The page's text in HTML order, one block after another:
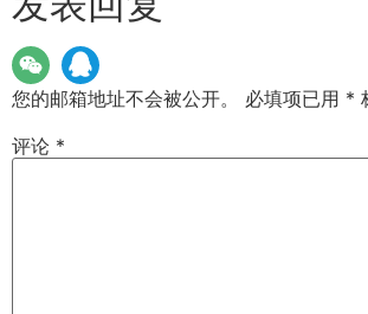
您的邮箱地址不会被公开。 必填项已用 *
评论 *